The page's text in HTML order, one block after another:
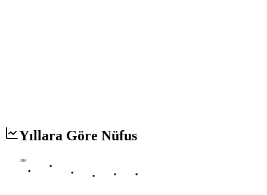
Yıllara Göre Nüfus
300